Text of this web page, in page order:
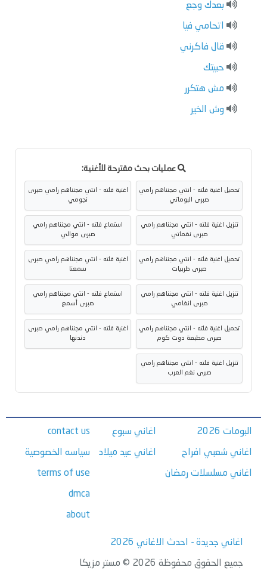
بعدك وجع
اتحامي فيا
قال فاكرني
حبيتك
مش هتكرر
وش الخير
عمليات بحث مقترحة للأغنية:
تحميل اغنية فلته - انتي مجنناهم رامي
صبرى البوماتي
اغنية فلته - انتي مجنناهم رامي صبرى
نجومي
تنزيل اغنية فلته - انتي مجنناهم رامي
صبرى نغماتي
استماع فلته - انتي مجنناهم رامي
صبرى موالي
تحميل اغنية فلته - انتي مجنناهم رامي
صبرى طربيات
اغنية فلته - انتي مجنناهم رامي صبرى
سمعنا
تنزيل اغنية فلته - انتي مجنناهم رامي
صبرى انغامي
استماع فلته - انتي مجنناهم رامي
صبرى أسمع
تحميل اغنية فلته - انتي مجنناهم رامي
صبرى مطبعة دوت كوم
اغنية فلته - انتي مجنناهم رامي صبرى
دندنها
تنزيل اغنية فلته - انتي مجنناهم رامي
صبرى نغم العرب
البومات 2026
اغاني شعبي افراح
اغاني مسلسلات رمضان
اغاني سبوع
اغاني عيد ميلاد
contact us
سياسه الخصوصية
terms of use
dmca
about
اغاني جديدة - احدث الاغاني 2026
جميع الحقوق محفوظة 2026 © مستر مزيكا